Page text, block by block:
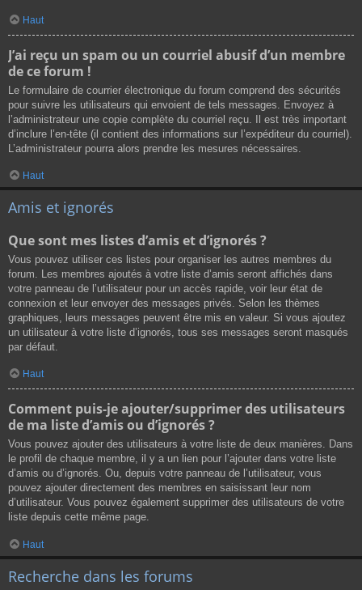
Haut
J’ai reçu un spam ou un courriel abusif d’un membre
de ce forum !
Le formulaire de courrier électronique du forum comprend des sécurités
pour suivre les utilisateurs qui envoient de tels messages. Envoyez à
l’administrateur une copie complète du courriel reçu. Il est très important
d’inclure l’en-tête (il contient des informations sur l’expéditeur du courriel).
L’administrateur pourra alors prendre les mesures nécessaires.
Haut
Amis et ignorés
Que sont mes listes d’amis et d’ignorés ?
Vous pouvez utiliser ces listes pour organiser les autres membres du
forum. Les membres ajoutés à votre liste d’amis seront affichés dans
votre panneau de l’utilisateur pour un accès rapide, voir leur état de
connexion et leur envoyer des messages privés. Selon les thèmes
graphiques, leurs messages peuvent être mis en valeur. Si vous ajoutez
un utilisateur à votre liste d’ignorés, tous ses messages seront masqués
par défaut.
Haut
Comment puis-je ajouter/supprimer des utilisateurs
de ma liste d’amis ou d’ignorés ?
Vous pouvez ajouter des utilisateurs à votre liste de deux manières. Dans
le profil de chaque membre, il y a un lien pour l’ajouter dans votre liste
d’amis ou d’ignorés. Ou, depuis votre panneau de l’utilisateur, vous
pouvez ajouter directement des membres en saisissant leur nom
d’utilisateur. Vous pouvez également supprimer des utilisateurs de votre
liste depuis cette même page.
Haut
Recherche dans les forums